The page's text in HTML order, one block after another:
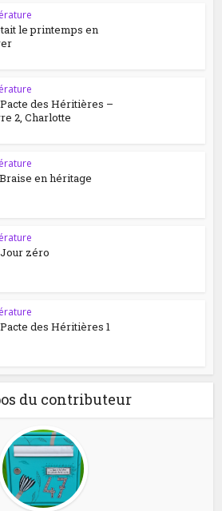
le printemps en
des Héritières –
2, Charlotte
en héritage
zéro
des Héritières 1
du contributeur